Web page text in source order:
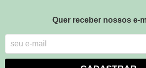
Quer receber nossos e-